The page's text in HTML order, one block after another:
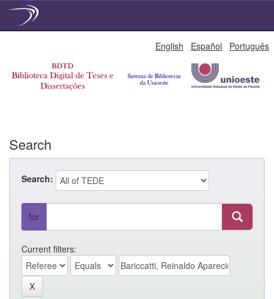
English Español Português
Search
Search:
for
Current filters: